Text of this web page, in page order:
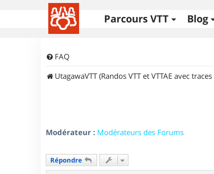
Parcours VTT Blog
FAQ
UtagawaVTT (Randos VTT et VTTAE avec traces
Modérateur : Modérateurs des Forums
Répondre